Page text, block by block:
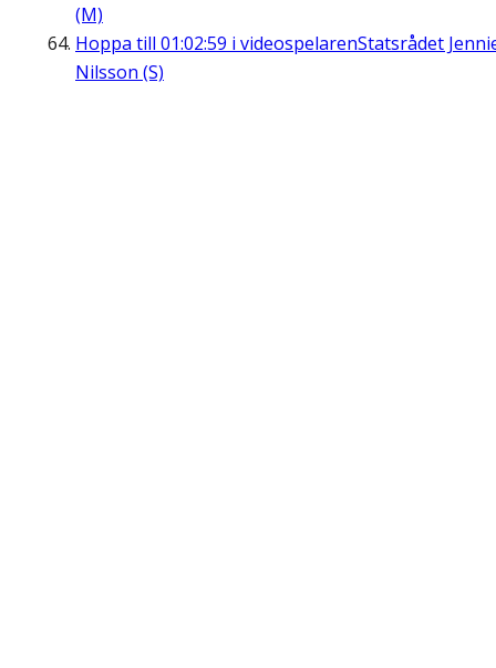
(M)
Hoppa till 01:02:59 i videospelarenStatsrådet
Nilsson (S)